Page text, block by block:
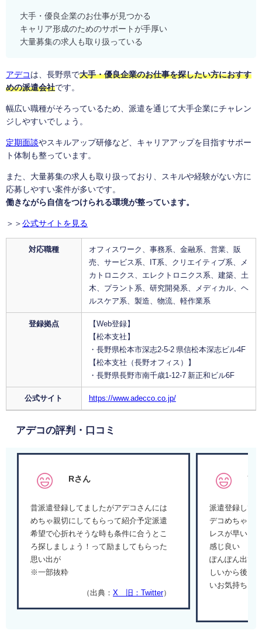
大手・優良企業のお仕事が見つかる
キャリア形成のためのサポートが手厚い
大量募集の求人も取り扱っている
アデコ は、長野県で大手・優良企業のお仕事を探したい方におすす
めの派遣会社です。
幅広い職種がそろっているため、派遣を通じて大手企業にチャレン
ジしやすいでしょう。
定期面談やスキルアップ研修など、キャリアアップを目指すサポー
ト体制も整っています。
また、大量募集の求人も取り扱っており、スキルや経験がない方に
応募しやすい案件が多いです。
働きながら自信をつけられる環境が整っています。
＞＞ 公式サイトを見る
対応職種
オフィスワーク、事務系、金融系、営業、販
売、サービス系、IT系、クリエイティブ系、メ
カトロニクス、エレクトロニクス系、建築、土
木、プラント系、研究開発系、メディカル、ヘ
ルスケア系、製造、物流、軽作業系
登録拠点
【Web登録】
【松本支社】
・長野県松本市深志2-5-2 県信松本深志ビル4F
【松本支社（長野オフィス）】
・長野県長野市南千歳1-12-7 新正和ビル6F
公式サイト https://www.adecco.co.jp/
アデコの評判・口コミ
Rさん
昔派遣登録してましたがアデコさんには
めちゃ親切にしてもらって紹介予定派遣
希望で心折れそうな時も条件に合うとこ
ろ探しましょう！って励ましてもらった
思い出が
※一部抜粋
（出典： X 旧：Twitter）
Y
派遣登録して
デコめちゃく
レスが早いし
感じ良い
ぽんぽん出て
しいから後1
いお気持ち